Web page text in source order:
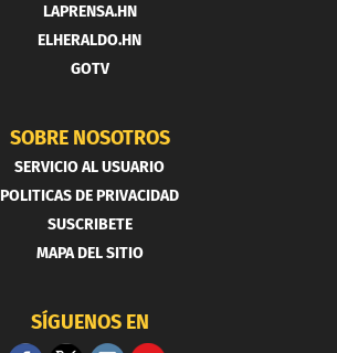
LAPRENSA.HN
ELHERALDO.HN
GOTV
SOBRE NOSOTROS
SERVICIO AL USUARIO
POLITICAS DE PRIVACIDAD
SUSCRIBETE
MAPA DEL SITIO
SÍGUENOS EN